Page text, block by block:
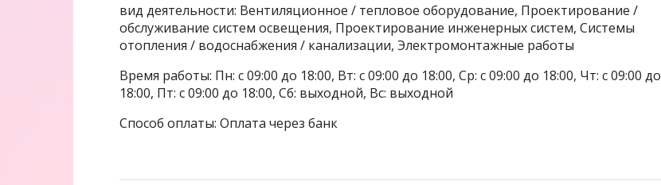
вид деятельности: Вентиляционное / тепловое оборудование, Проектирование /
обслуживание систем освещения, Проектирование инженерных систем, Системы
отопления / водоснабжения / канализации, Электромонтажные работы
Время работы: Пн: с 09:00 до 18:00, Вт: с 09:00 до 18:00, Ср: с 09:00 до 18:00, Чт: с 09:00 до
18:00, Пт: с 09:00 до 18:00, Сб: выходной, Вс: выходной
Способ оплаты: Оплата через банк